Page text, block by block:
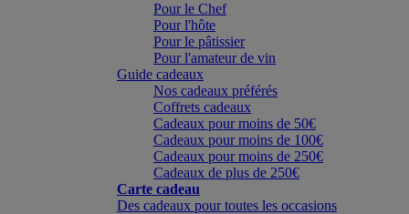
Pour le Chef
Pour l'hôte
Pour le pâtissier
Pour l'amateur de vin
Guide cadeaux
Nos cadeaux préférés
Coffrets cadeaux
Cadeaux pour moins de 50€
Cadeaux pour moins de 100€
Cadeaux pour moins de 250€
Cadeaux de plus de 250€
Carte cadeau
Des cadeaux pour toutes les occasions